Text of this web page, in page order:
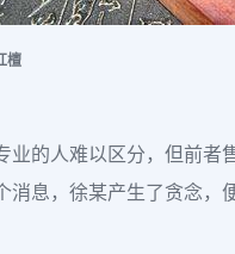
檀
的人难以区分，但前者
息，徐某产生了贪念，